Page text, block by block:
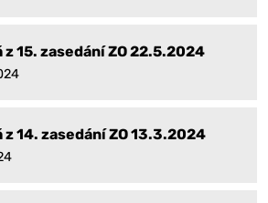
15. zasedání ZO 22.5.2024
14. zasedání ZO 13.3.2024